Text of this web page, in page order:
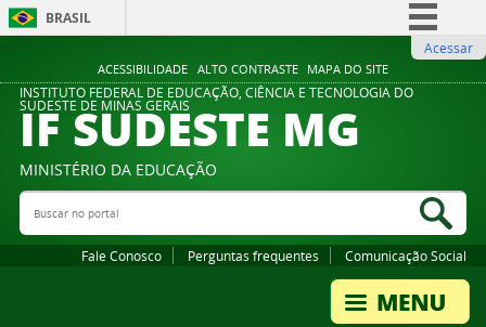
ACESSIBILIDADE ALTO CONTRASTE MAPA DO SITE
BRASIL
Comunica BR
Participe
Legislação
Acessar
INSTITUTO FEDERAL DE EDUCAÇÃO, CIÊNCIA E TECNOLOGIA DO
SUDESTE DE MINAS GERAIS
IF SUDESTE MG
MINISTÉRIO DA EDUCAÇÃO
Buscar no portal
Fale Conosco Perguntas frequentes Comunicação Social